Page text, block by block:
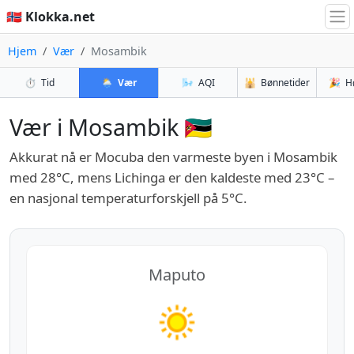
🇳🇴 Klokka.net
Hjem Vær Mosambik
⏱️ Tid 🌦️ Vær 🌬️ AQI 🕌 Bønnetider 🎉
Vær i Mosambik 🇲🇿
Akkurat nå er Mocuba den varmeste byen i Mosambik
med 28°C, mens Lichinga er den kaldeste med 23°C –
en nasjonal temperaturforskjell på 5°C.
Maputo